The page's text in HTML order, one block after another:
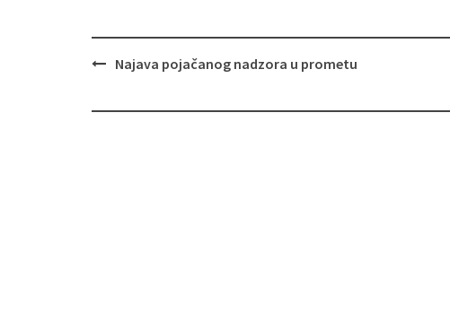
Najava pojačanog nadzora u prometu